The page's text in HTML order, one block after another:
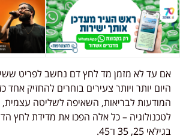
אם עד לא מזמן מד לחץ דם נחשב לפריט
היום יותר ויותר צעירים בוחרים להחזיק אחד
המודעות לבריאות, השאיפה לשליטה עצמית,
לטכנולוגיה – כל אלה הפכו את מדידת לחץ
בגילאי 25, 35 ו־45.